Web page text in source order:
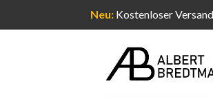
Neu: Kostenloser